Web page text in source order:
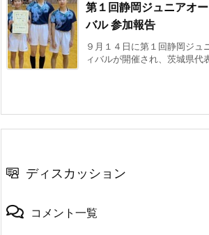
第１回静岡ジュニアオ
バル 参加報告
９月１４日に第１回静岡ジュ
ィバルが開催され、茨城県代
ディスカッション
コメント一覧